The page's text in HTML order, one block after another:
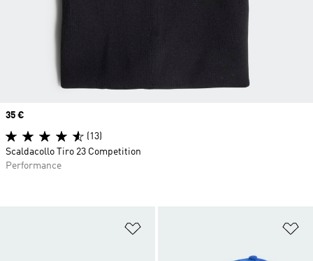
Aggiungi alla lista dei desideri
Price
35 €
(13)
Scaldacollo Tiro 23 Competition
Performance